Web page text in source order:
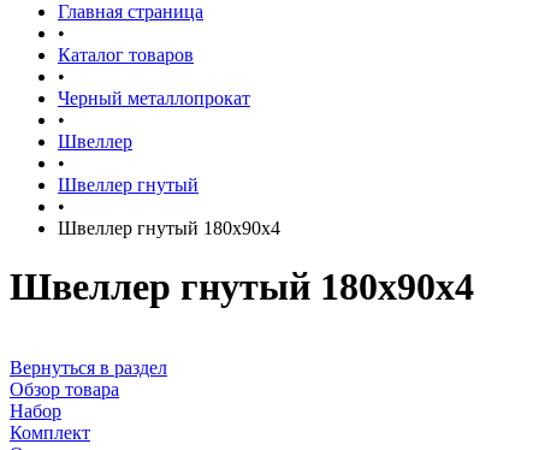
Главная страница
•
Каталог товаров
•
Черный металлопрокат
•
Швеллер
•
Швеллер гнутый
•
Швеллер гнутый 180х90х4
Швеллер гнутый 180х90х4
Вернуться в раздел
Обзор товара
Набор
Комплект